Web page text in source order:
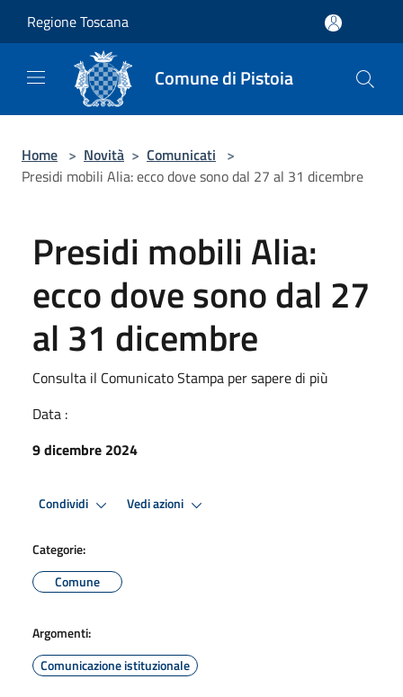
Regione Toscana
Comune di Pistoia
Home > Novità > Comunicati >
Presidi mobili Alia: ecco dove sono dal 27 al 31 dicembre
Presidi mobili Alia:
ecco dove sono dal 27
al 31 dicembre
Consulta il Comunicato Stampa per sapere di più
Data :
9 dicembre 2024
Condividi Vedi azioni
Categorie:
Comune
Argomenti:
Comunicazione istituzionale